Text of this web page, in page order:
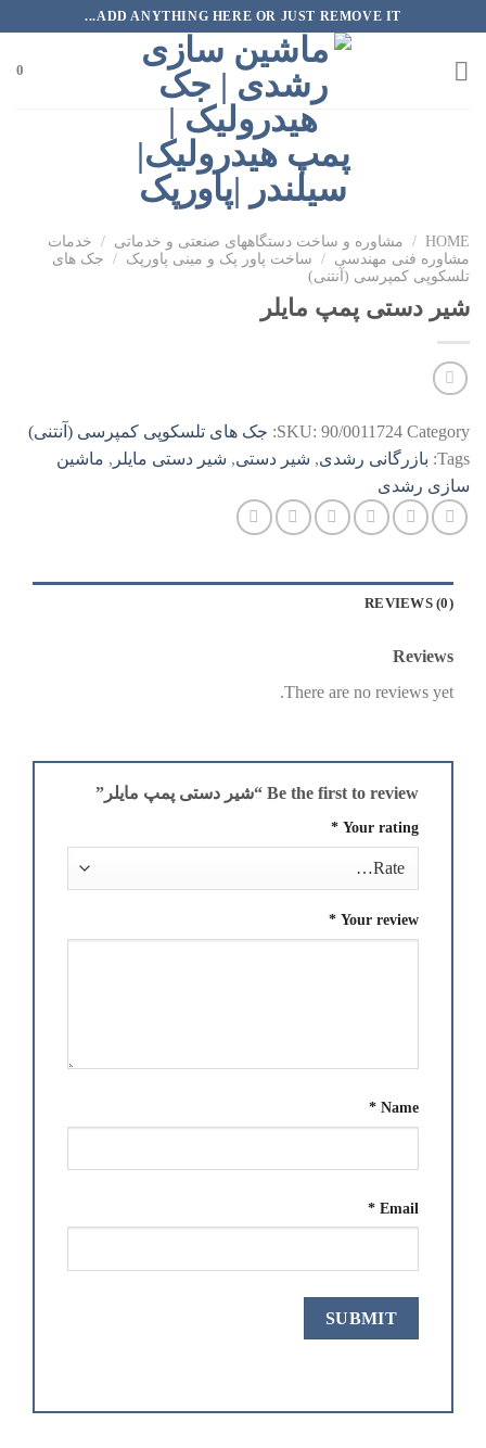
به
محتوا
ADD ANYTHING HERE OR JUST REMOVE IT...
0
HOME
/ مشاوره و ساخت دستگاههای صنعتی و خدماتی / خدمات
مشاوره فنی مهندسی
/ ساخت پاور پک و مینی پاورپک / جک های
تلسکوپی کمپرسی (آنتنی)
شیر دستی پمپ مایلر
SKU: 90/0011724 Category:
جک های تلسکوپی کمپرسی (آنتنی)
Tags: بازرگانی رشدی, شیر دستی, شیر دستی مایلر , ماشین
سازی رشدی
REVIEWS (0)
Reviews
There are no reviews yet.
Be the first to review “شیر دستی پمپ مایلر”
Your rating
*
Your review
*
Name
*
Email
*